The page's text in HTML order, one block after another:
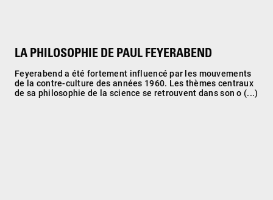
LA PHILOSOPHIE DE PAUL FEYERABEND
Feyerabend a été fortement influencé par les mouvements
de la contre-culture des années 1960. Les thèmes centraux
de sa philosophie de la science se retrouvent dans son o (...)